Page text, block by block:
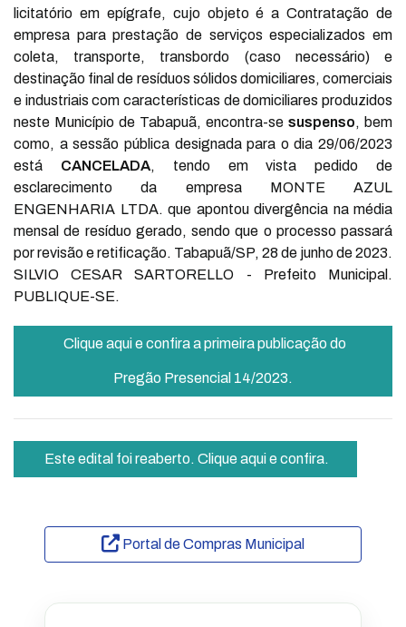
licitatório em epígrafe, cujo objeto é a Contratação de
empresa para prestação de serviços especializados em
coleta, transporte, transbordo (caso necessário) e
destinação final de resíduos sólidos domiciliares, comerciais
e industriais com características de domiciliares produzidos
neste Município de Tabapuã, encontra-se suspenso, bem
como, a sessão pública designada para o dia 29/06/2023
está CANCELADA, tendo em vista pedido de
esclarecimento da empresa MONTE AZUL
ENGENHARIA LTDA. que apontou divergência na média
mensal de resíduo gerado, sendo que o processo passará
por revisão e retificação. Tabapuã/SP, 28 de junho de 2023.
SILVIO CESAR SARTORELLO - Prefeito Municipal.
PUBLIQUE-SE.
Clique aqui e confira a primeira publicação do
Pregão Presencial 14/2023.
Este edital foi reaberto. Clique aqui e confira.
Portal de Compras Municipal